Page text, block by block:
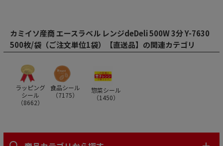
カミイソ産商 エースラベル レンジdeDeli 500W 3分 Y-7630
500枚/袋（ご注文単位1袋）【直送品】の関連カテゴリ
ラッピング
シール
（8662）
食品シール
（7175）
惣菜シール
（1450）